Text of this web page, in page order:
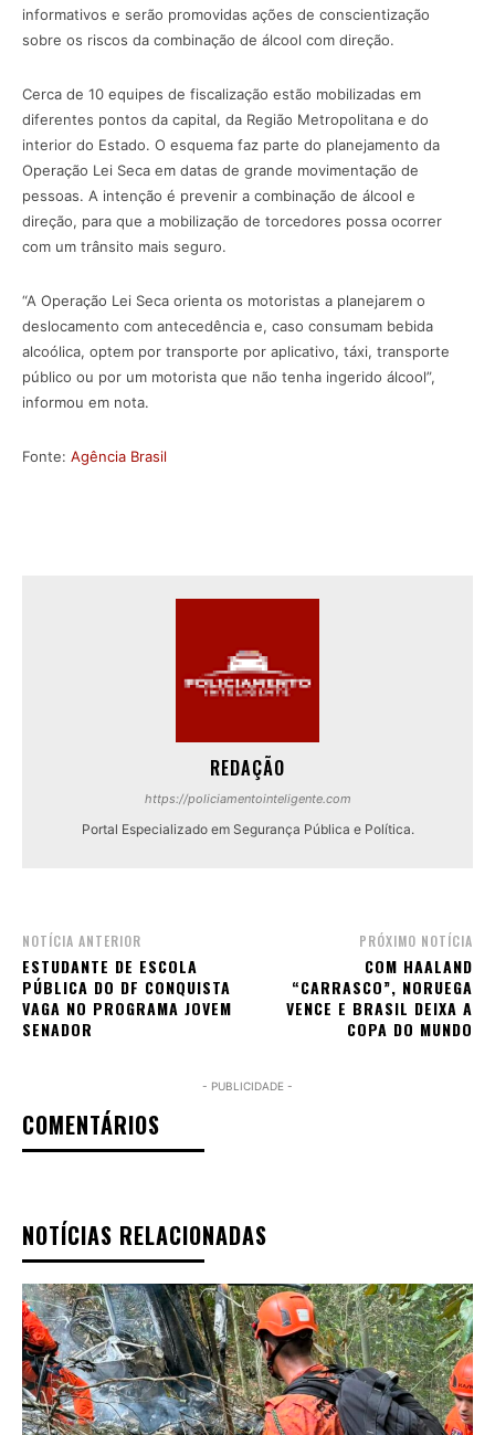
informativos e serão promovidas ações de conscientização
sobre os riscos da combinação de álcool com direção.
Cerca de 10 equipes de fiscalização estão mobilizadas em
diferentes pontos da capital, da Região Metropolitana e do
interior do Estado. O esquema faz parte do planejamento da
Operação Lei Seca em datas de grande movimentação de
pessoas. A intenção é prevenir a combinação de álcool e
direção, para que a mobilização de torcedores possa ocorrer
com um trânsito mais seguro.
“A Operação Lei Seca orienta os motoristas a planejarem o
deslocamento com antecedência e, caso consumam bebida
alcoólica, optem por transporte por aplicativo, táxi, transporte
público ou por um motorista que não tenha ingerido álcool”,
informou em nota.
Fonte: Agência Brasil
REDAÇÃO
https://policiamentointeligente.com
Portal Especializado em Segurança Pública e Política.
NOTÍCIA ANTERIOR
ESTUDANTE DE ESCOLA
PÚBLICA DO DF CONQUISTA
VAGA NO PROGRAMA JOVEM
SENADOR
PRÓXIMO NOTÍCIA
COM HAALAND
“CARRASCO”, NORUEGA
VENCE E BRASIL DEIXA A
COPA DO MUNDO
- PUBLICIDADE -
COMENTÁRIOS
NOTÍCIAS RELACIONADAS